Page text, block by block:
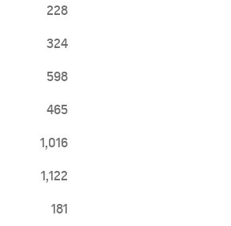
MY 25
228
324
598
465
1,016
1,122
181